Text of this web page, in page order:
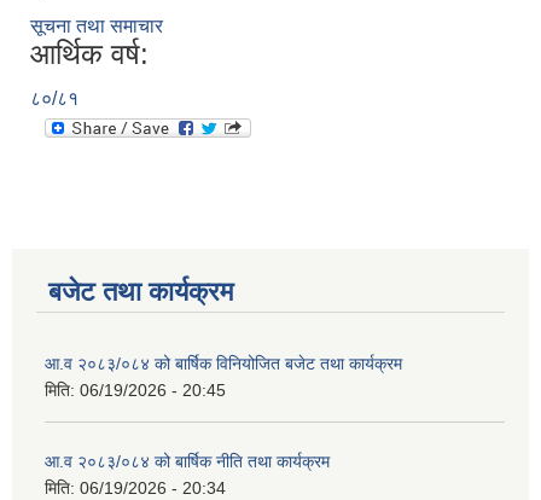
सूचना तथा समाचार
आर्थिक वर्ष:
८०/८१
बजेट तथा कार्यक्रम
आ.व २०८३/०८४ को बार्षिक विनियोजित बजेट तथा कार्यक्रम
मिति: 06/19/2026 - 20:45
आ.व २०८३/०८४ को बार्षिक नीति तथा कार्यक्रम
मिति: 06/19/2026 - 20:34